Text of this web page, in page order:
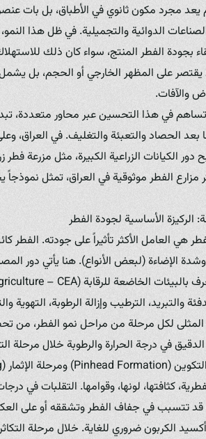
يعد مجرد مكون ثانوي في الأطباق، بل بات
الدوائية والتجميلية. في ظل هذا
بجودة الفطر المنتج، سواء كان ذلك
على المظهر الخارجي أو الحجم، بل يشمل
والآفات.
في هذا التحسين عبر محاور متعددة،
بعد الحصاد والتعبئة والتغليف. في العراق،
دور الكيانات الزراعية الكبيرة، مثل مزرعة
مزارع الفطر موثوقية في العراق، تمثل
هي العامل الأكثر تأثيراً على جودته. الفطر
وشدة الإضاءة (لبعض الأنواع). هنا يأتي دور
والتبريد، الترطيب وإزالة الرطوبة، التهوية
لكل مرحلة من مراحل نمو الفطر، من
كثافتها، لونها، وقوامها. التقلبات في
قد تتسبب في جفاف الفطر وتشققه أو على
الكربون ضروري للغاية. خلال مرحلة